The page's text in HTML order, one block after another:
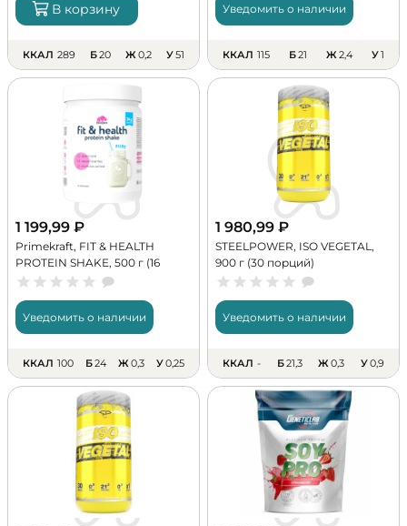
В корзину
ККАЛ 289 Б20 Ж0,2 У51
Уведомить о наличии
ККАЛ 115 Б21 Ж2,4 У1
1 199,99 ₽
Primekraft, FIT & HEALTH
PROTEIN SHAKE, 500 г (16
порций)
Уведомить о наличии
ККАЛ 100 Б24 Ж0,3 У0,25
1 980,99 ₽
STEELPOWER, ISO VEGETAL,
900 г (30 порций)
Уведомить о наличии
ККАЛ - Б21,3 Ж0,3 У0,9